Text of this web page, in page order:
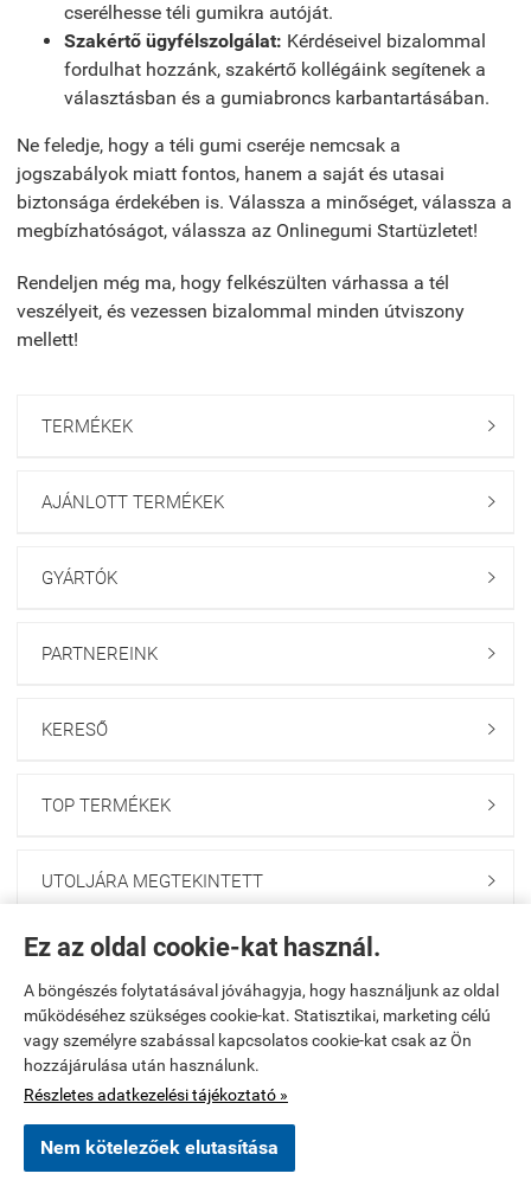
Ez az oldal cookie-kat használ.
A böngészés folytatásával jóváhagyja, hogy használjunk az oldal
működéséhez szükséges cookie-kat. Statisztikai, marketing célú
vagy személyre szabással kapcsolatos cookie-kat csak az Ön
hozzájárulása után használunk.
Részletes adatkezelési tájékoztató »
Nem kötelezőek elutasítása
cserélhesse téli gumikra autóját.
Szakértő ügyfélszolgálat: Kérdéseivel bizalommal
fordulhat hozzánk, szakértő kollégáink segítenek a
választásban és a gumiabroncs karbantartásában.
Ne feledje, hogy a téli gumi cseréje nemcsak a
jogszabályok miatt fontos, hanem a saját és utasai
biztonsága érdekében is. Válassza a minőséget, válassza a
megbízhatóságot, válassza az Onlinegumi Startüzletet!
Rendeljen még ma, hogy felkészülten várhassa a tél
veszélyeit, és vezessen bizalommal minden útviszony
mellett!
TERMÉKEK 
AJÁNLOTT TERMÉKEK 
GYÁRTÓK 
PARTNEREINK 
KERESŐ 
TOP TERMÉKEK 
UTOLJÁRA MEGTEKINTETT 
HÍRLEVÉL FELIRATKOZÁS
Kezdőlap|Regisztráció|Kosár tartalma, megrendelés |
Rendelési feltételek|Bemutatkozás
www.onlinegumi.startuzlet.hu -Pócs József E.V.